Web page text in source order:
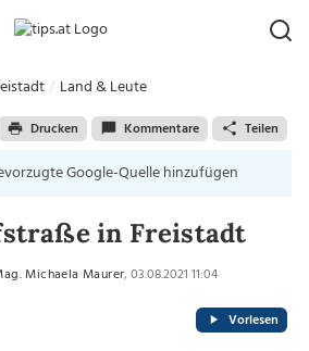
Land & Leute
Drucken Kommentare Teilen
Google-Quelle hinzufügen
in Freistadt
Michaela Maurer, 03.08.2021 11:04
Vorlesen